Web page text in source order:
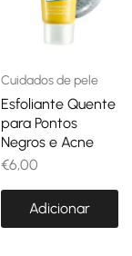
Cuidados de pele
Esfoliante Quente
para Pontos
Negros e Acne
€6,00
Adicionar